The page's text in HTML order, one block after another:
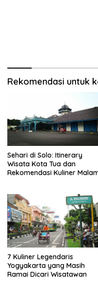
Rekomendasi untuk
Sehari di Solo: Itinerary
Wisata Kota Tua dan
Rekomendasi Kuliner
7 Kuliner Legendaris
Yogyakarta yang Masih
Ramai Dicari Wisatawan